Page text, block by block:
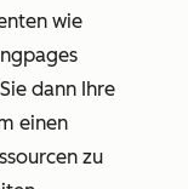
wie
dann Ihre
einen
zu